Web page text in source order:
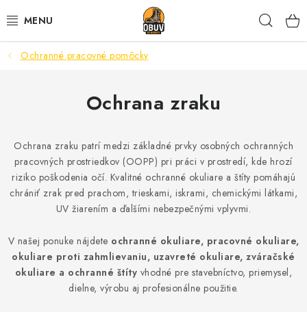
na
PRACOVNÁ A BEZPEČNOSTNÁ OBUV
VOĽNOČASOVÁ OBUV
VLOŽKY
IMPREGNÁCIA A OCHRANA
PRE KÁVIČKÁROV
BEZPEČNOSTNÉ NORMY A SYMBOLY
Ochranné pracovné pomôcky
Ochrana zraku
Ochrana zraku patrí medzi základné prvky osobných ochranných
pracovných prostriedkov (OOPP) pri práci v prostredí, kde hrozí
riziko poškodenia očí. Kvalitné ochranné okuliare a štíty pomáhajú
chrániť zrak pred prachom, trieskami, iskrami, chemickými látkami,
UV žiarením a ďalšími nebezpečnými vplyvmi.
V našej ponuke nájdete ochranné okuliare, pracovné okuliare,
okuliare proti zahmlievaniu, uzavreté okuliare, zváračské
okuliare a ochranné štíty vhodné pre stavebníctvo, priemysel,
dielne, výrobu aj profesionálne použitie.